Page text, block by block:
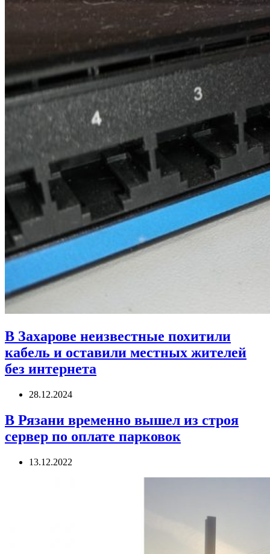
В Захарове неизвестные похитили
кабель и оставили местных жителей
без интернета
28.12.2024
В Рязани временно вышел из строя
сервер по оплате парковок
13.12.2022